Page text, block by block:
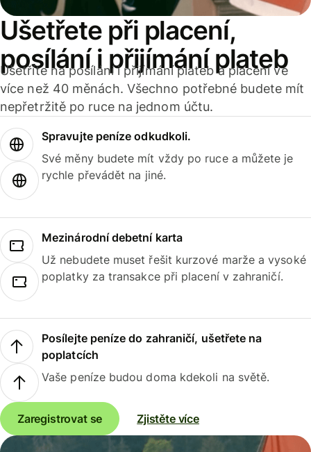
Ušetřete při placení,
posílání i přijímání plateb
Ušetříte na posílání i přijímání plateb a placení ve
více než 40 měnách. Všechno potřebné budete mít
nepřetržitě po ruce na jednom účtu.
Spravujte peníze odkudkoli.
Své měny budete mít vždy po ruce a můžete je
rychle převádět na jiné.
Mezinárodní debetní karta
Už nebudete muset řešit kurzové marže a vysoké
poplatky za transakce při placení v zahraničí.
Posílejte peníze do zahraničí, ušetřete na
poplatcích
Vaše peníze budou doma kdekoli na světě.
Zaregistrovat se Zjistěte více